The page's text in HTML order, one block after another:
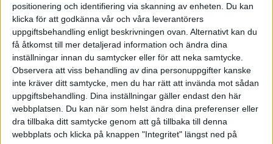
positionering och identifiering via skanning av enheten. Du kan
klicka för att godkänna vår och våra leverantörers
uppgiftsbehandling enligt beskrivningen ovan. Alternativt kan du
få åtkomst till mer detaljerad information och ändra dina
inställningar innan du samtycker eller för att neka samtycke.
Observera att viss behandling av dina personuppgifter kanske
inte kräver ditt samtycke, men du har rätt att invända mot sådan
uppgiftsbehandling. Dina inställningar gäller endast den här
webbplatsen. Du kan när som helst ändra dina preferenser eller
dra tillbaka ditt samtycke genom att gå tillbaka till denna
webbplats och klicka på knappen "Integritet" längst ned på
Kan jag redan nu betala vissa kostnader ur egen
ficka som tillfaller bolaget , för att sedan bokföra
i företaget i efterhand? Hur gör jag det rent
praktiskt i själva bokföringen?
Tack på förhand.